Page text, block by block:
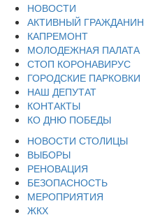
НОВОСТИ
АКТИВНЫЙ ГРАЖДАНИН
КАПРЕМОНТ
МОЛОДЕЖНАЯ ПАЛАТА
СТОП КОРОНАВИРУС
ГОРОДСКИЕ ПАРКОВКИ
НАШ ДЕПУТАТ
КОНТАКТЫ
КО ДНЮ ПОБЕДЫ
НОВОСТИ СТОЛИЦЫ
ВЫБОРЫ
РЕНОВАЦИЯ
БЕЗОПАСНОСТЬ
МЕРОПРИЯТИЯ
ЖКХ